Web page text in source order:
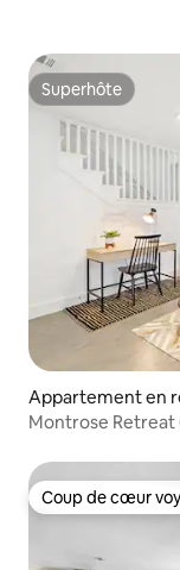
Superhôte
Superhôte
Appartement en
Montrose Retreat
Coup de cœur
Coup de cœur